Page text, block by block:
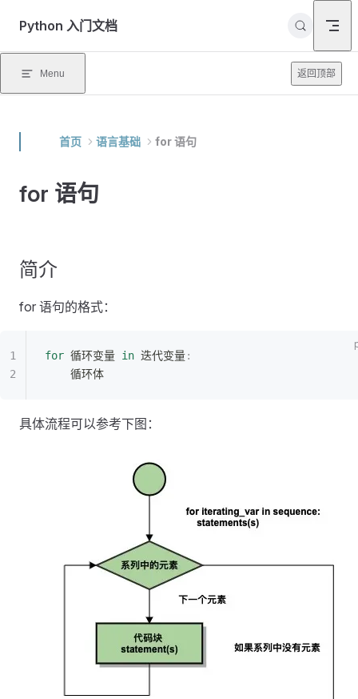
Skip to content
Python 入门文档
Menu 返回顶部
首页 语言基础 for 语句
for 语句
简介
for 语句的格式：
for 循环变量 in 迭代变量:
	循环体
具体流程可以参考下图：